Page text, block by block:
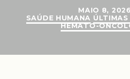
MAIO 8, 2026
SAÚDE HUMANA
HEMATO-